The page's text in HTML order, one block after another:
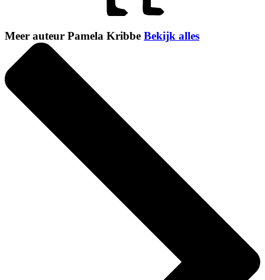
Meer auteur Pamela Kribbe Bekijk alles